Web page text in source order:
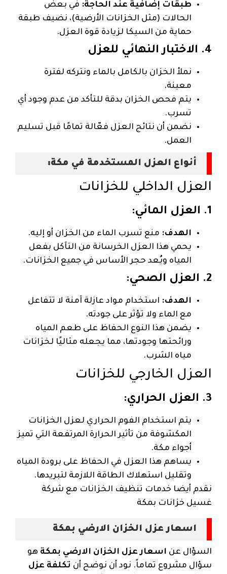
طبقات إضافية عند الحاجة: في بعض
الحالات (مثل الخزانات الأرضية)، نضيف طبقة
حماية من السيكا لزيادة قوة العزل.
4. الاختبار النهائي للعزل
نملأ الخزان بالكامل بالماء ونتركه لفترة
معينة.
يتم فحص الخزان بدقة للتأكد من عدم وجود أي
تسرب.
نضمن أن نتائج العزل فعّالة تمامًا قبل تسليم
العمل.
أنواع العزل المستخدمة في مكة:
العزل الداخلي للخزانات
1. العزل المائي:
الهدف: منع تسرب الماء من الخزان أو إليه.
يحمي هذا العزل الخرسانة من التآكل بفعل
المياه ويُعد حجر الأساس في جميع الخزانات.
2. العزل الصحي:
الهدف: استخدام مواد عازلة آمنة لا تتفاعل
مع الماء ولا تؤثر على جودته.
يضمن هذا النوع الحفاظ على طعم المياه
ورائحتها وجودتها، مما يجعله مثاليًا لخزانات
مياه الشرب.
العزل الخارجي للخزانات
3. العزل الحراري:
يتم استخدام الفوم الحراري لعزل الخزانات
المكشوفة من تأثير الحرارة المرتفعة التي تميز
أجواء مكة.
يساهم هذا العزل في الحفاظ على برودة المياه
وتقليل استهلاك الطاقة اللازمة لتبريدها.
نقدم أيضا خدمات تنظيف الخزانات مع شركة
غسيل خزانات بمكة
اسعار عزل الخزان الارضي بمكة
السؤال عن اسعار عزل الخزان الارضي بمكة هو
سؤال مشروع تماماً. نود أن نوضح أن تكلفة عزل